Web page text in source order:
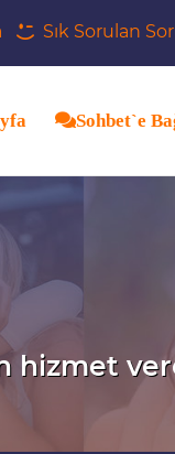
Sık Sorulan
Sohbet`e
hizmet